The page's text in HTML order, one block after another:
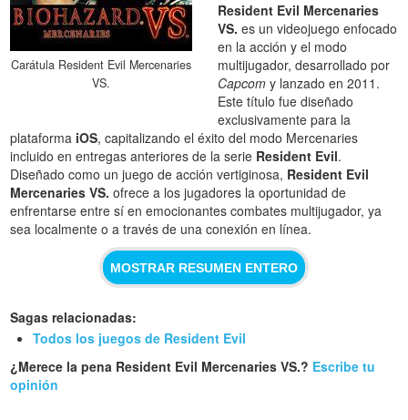
Carátula Resident Evil Mercenaries
VS.
Resident Evil Mercenaries
VS. es un videojuego enfocado
en la acción y el modo
multijugador, desarrollado por
Capcom y lanzado en 2011.
Este título fue diseñado
exclusivamente para la
plataforma iOS, capitalizando el éxito del modo Mercenaries
incluido en entregas anteriores de la serie Resident Evil.
Diseñado como un juego de acción vertiginosa, Resident Evil
Mercenaries VS. ofrece a los jugadores la oportunidad de
enfrentarse entre sí en emocionantes combates multijugador, ya
sea localmente o a través de una conexión en línea.
MOSTRAR RESUMEN ENTERO
Sagas relacionadas:
Todos los juegos de Resident Evil
¿Merece la pena Resident Evil Mercenaries VS.? Escribe tu
opinión